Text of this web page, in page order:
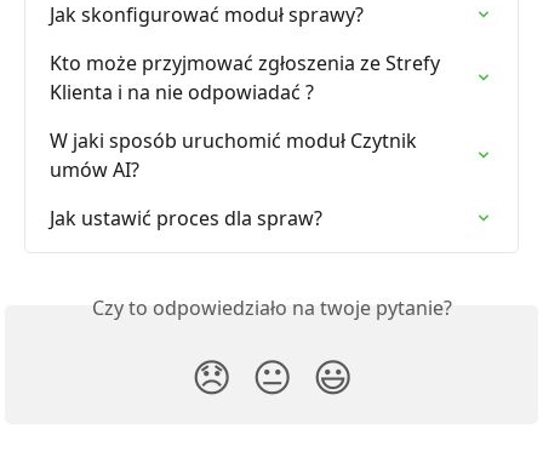
Jak skonfigurować moduł sprawy?
Kto może przyjmować zgłoszenia ze Strefy
Klienta i na nie odpowiadać ?
W jaki sposób uruchomić moduł Czytnik
umów AI?
Jak ustawić proces dla spraw?
Czy to odpowiedziało na twoje pytanie?
😞 😐 😃